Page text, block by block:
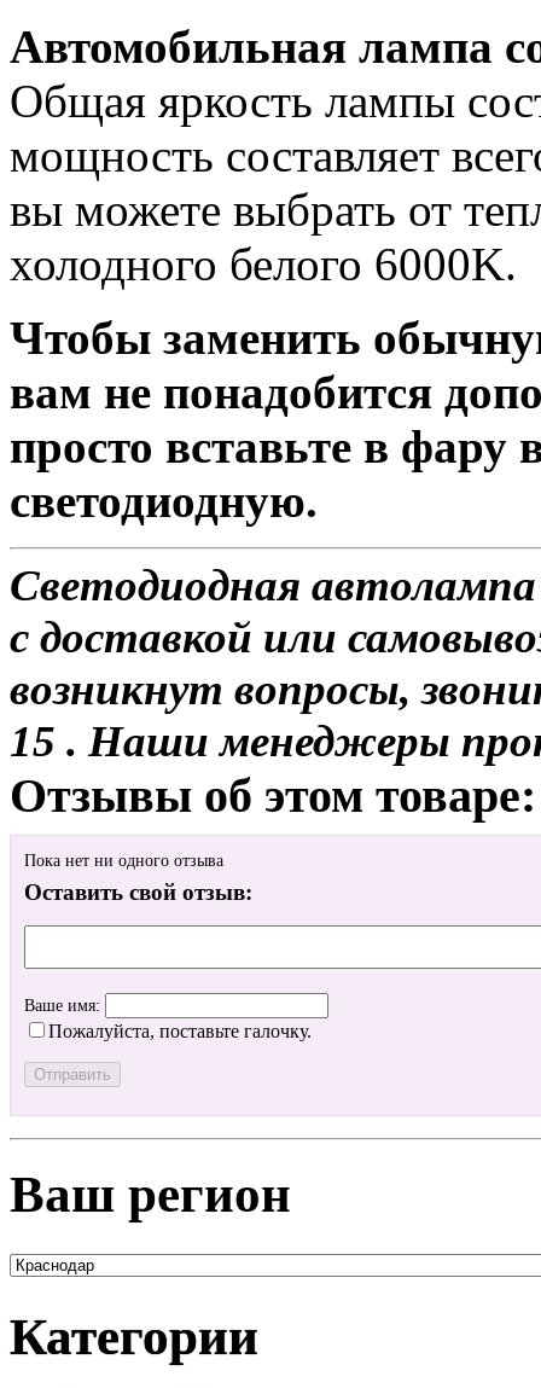
Автомобильная лампа
Общая яркость лампы
мощность составляет
вы можете выбрать от
холодного белого 6000K.
Чтобы заменить
вам не понадобится
просто вставьте в
светодиодную.
Светодиодная
с доставкой или
возникнут вопросы,
15 . Наши менеджеры
Отзывы об этом товаре:
Пока нет ни одного отзыва
Оставить свой отзыв:
Ваше имя:
Пожалуйста, поставьте галочку.
Ваш регион
Категории